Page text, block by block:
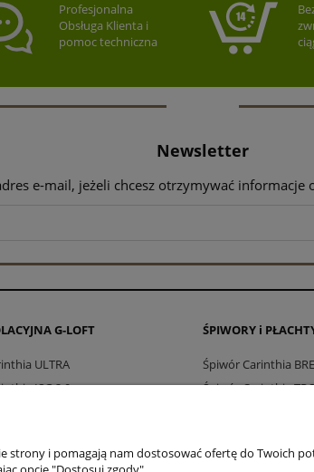
Profesjonalna
Obsługa Klienta i
pomoc techniczna
Newsletter
e-mail, jeżeli chcesz otrzymywać informacje
G-LOFT
ULTRA
ISG 2.0
HIG 4.0
ŚPIWORY i
Śpiwór Carinthia
Śpiwór Carinthia
Płachta biwakowa
strony i pomagają nam dostosować ofertę do Twoich